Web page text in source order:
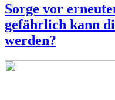
Sorge vor
gefährlich kann
werden?